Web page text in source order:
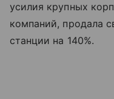
усилия крупных
компаний, продала
станции на 140%.